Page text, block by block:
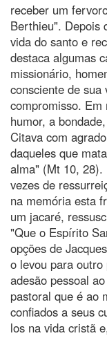
receber um
Berthieu". Depois
vida do santo e
destaca algumas
missionário,
consciente de sua
compromisso. Em
humor, a
Citava com
daqueles que
alma" (Mt 10, 28).
vezes de
na memória esta
um jacaré,
"Que o Espírito
opções de
o levou para
adesão pessoal
pastoral que é ao
confiados a seus
los na vida cristã